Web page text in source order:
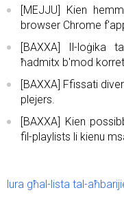
[MEJJU] Kien
browser Chrome
[BAXXA] Il-loġika
ħadmitx b'mod
[BAXXA] Ffissati
plejers.
[BAXXA] Kien
fil-playlists li kienu
lura għal-lista tal-